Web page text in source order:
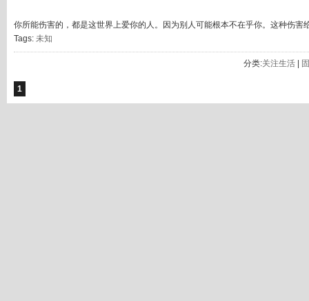
你所能伤害的，都是这世界上爱你的人。因为别人可能根本不在乎你。这种伤害
Tags: 未知
分类:关注生活
1